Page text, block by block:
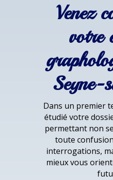
Venez
votre
Dans un premier
étudié votre
permettant non
toute
interrogations,
mieux vous